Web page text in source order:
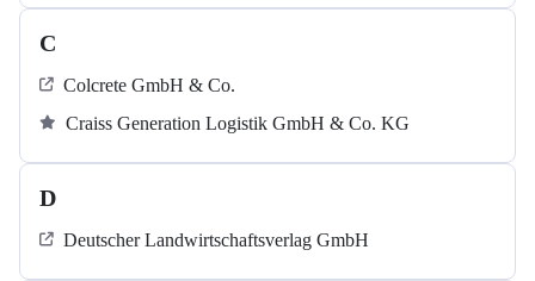
C
Colcrete GmbH & Co.
Craiss Generation Logistik GmbH & Co. KG
D
Deutscher Landwirtschaftsverlag GmbH